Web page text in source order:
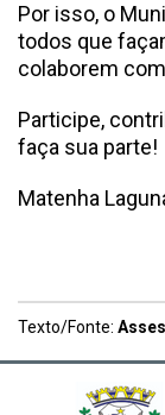
Por isso, o
todos que
colaborem
Participe,
faça sua parte!
Matenha
Texto/Fonte: